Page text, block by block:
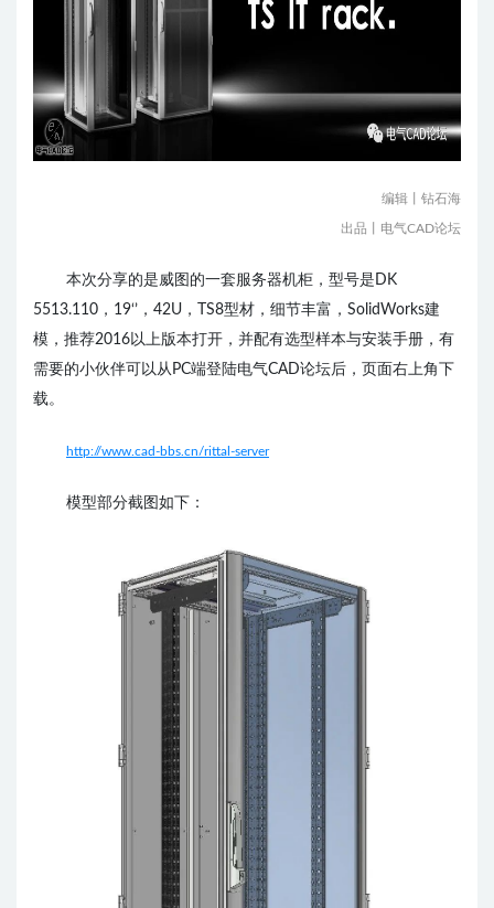
编辑丨钻石海
出品丨电气CAD论坛
本次分享的是威图的一套服务器机柜，型号是DK
5513.110 ，19‘’，42U，TS8型材，细节丰富，SolidWorks建
模，推荐2016以上版本打开 ，并配有选型样本与安装手册，有
需要的小伙伴可以从PC端登陆电气CAD论坛后，页面右上角下
载。
http://www.cad-bbs.cn/rittal-server
模型部分截图如下：